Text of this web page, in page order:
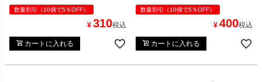
数量割引（10個で5％OFF）
¥ 310税込
カートに入れる
数量割引（10個で5％OFF）
¥ 400税込
カートに入れる